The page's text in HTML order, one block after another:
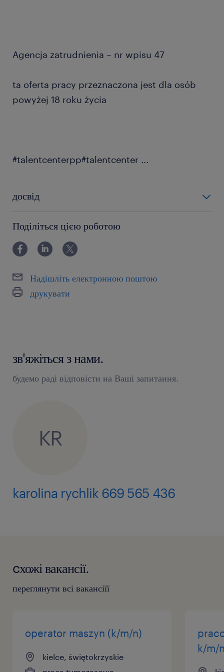
Agencja zatrudnienia – nr wpisu 47
ta oferta pracy przeznaczona jest dla osób
powyżej 18 roku życia
#talentcenterpp#talentcenter ...
досвід
Поділіться цією роботою
Надішліть електронною поштою
друкувати
зв'яжіться з нами.
будемо раді відповісти на Ваші запитання.
KR
karolina rychlik 669 565 436
cхожі вакансії.
переглянути всі вакансіїї
operator maszyn (k/m/n)
kielce, świętokrzyskie
k/m/